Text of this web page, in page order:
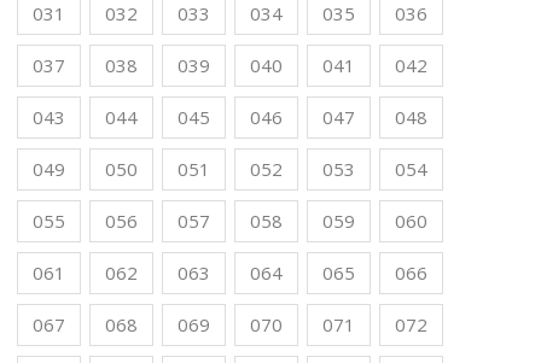
031 032 033 034 035 036
037 038 039 040 041 042
043 044 045 046 047 048
049 050 051 052 053 054
055 056 057 058 059 060
061 062 063 064 065 066
067 068 069 070 071 072